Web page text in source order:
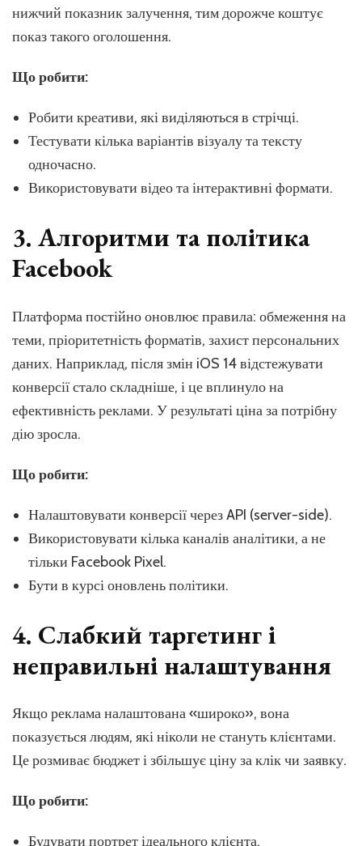
нижчий показник залучення, тим дорожче коштує
показ такого оголошення.
Що робити:
Робити креативи, які виділяються в стрічці.
Тестувати кілька варіантів візуалу та тексту
одночасно.
Використовувати відео та інтерактивні формати.
3. Алгоритми та політика
Facebook
Платформа постійно оновлює правила: обмеження на
теми, пріоритетність форматів, захист персональних
даних. Наприклад, після змін iOS 14 відстежувати
конверсії стало складніше, і це вплинуло на
ефективність реклами. У результаті ціна за потрібну
дію зросла.
Що робити:
Налаштовувати конверсії через API (server-side).
Використовувати кілька каналів аналітики, а не
тільки Facebook Pixel.
Бути в курсі оновлень політики.
4. Слабкий таргетинг і
неправильні налаштування
Якщо реклама налаштована «широко», вона
показується людям, які ніколи не стануть клієнтами.
Це розмиває бюджет і збільшує ціну за клік чи заявку.
Що робити:
Будувати портрет ідеального клієнта.